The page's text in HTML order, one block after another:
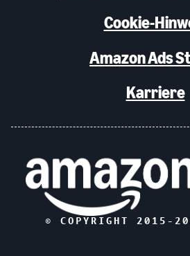
Cookie-
Amazon Ads
Karriere
© COPYRIGHT 2015-